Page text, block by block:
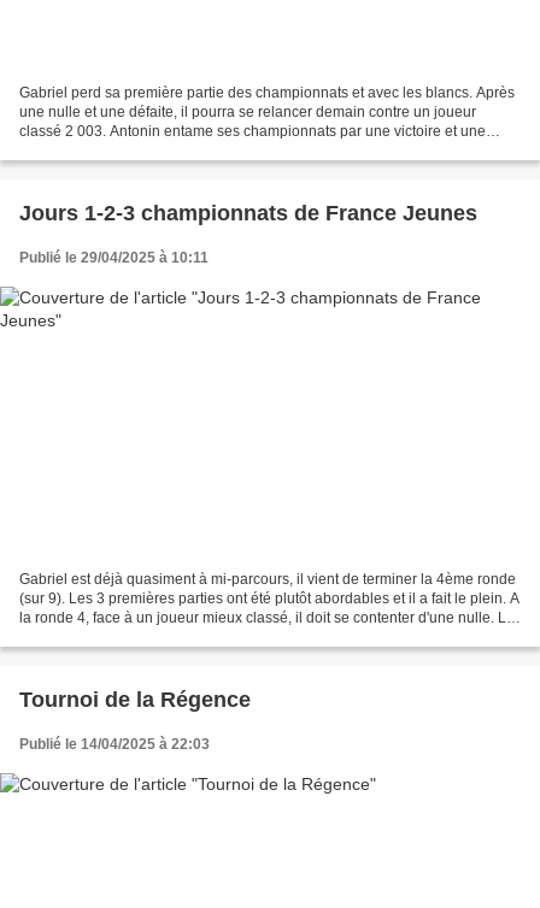
Gabriel perd sa première partie des championnats et avec les blancs. Après
une nulle et une défaite, il pourra se relancer demain contre un joueur
classé 2 003. Antonin entame ses championnats par une victoire et une
Jours 1-2-3 championnats de France Jeunes
Publié le 29/04/2025 à 10:11
Gabriel est déjà quasiment à mi-parcours, il vient de terminer la 4ème ronde
(sur 9). Les 3 premières parties ont été plutôt abordables et il a fait le plein. A
la ronde 4, face à un joueur mieux classé, il doit se contenter d'une nulle. Le
Tournoi de la Régence
Publié le 14/04/2025 à 22:03